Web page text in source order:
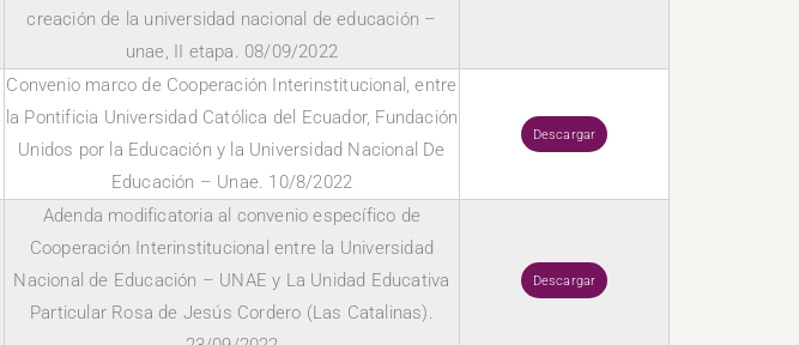
creación de la universidad nacional de educación –
unae, II etapa. 08/09/2022
Convenio marco de Cooperación Interinstitucional, entre
la Pontificia Universidad Católica del Ecuador, Fundación
Unidos por la Educación y la Universidad Nacional De
Educación – Unae. 10/8/2022
Descargar
Adenda modificatoria al convenio específico de
Cooperación Interinstitucional entre la Universidad
Nacional de Educación – UNAE y La Unidad Educativa
Particular Rosa de Jesús Cordero (Las Catalinas).
Descargar